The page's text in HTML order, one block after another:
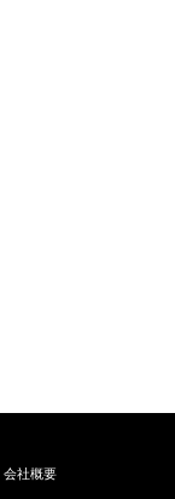
会社概要